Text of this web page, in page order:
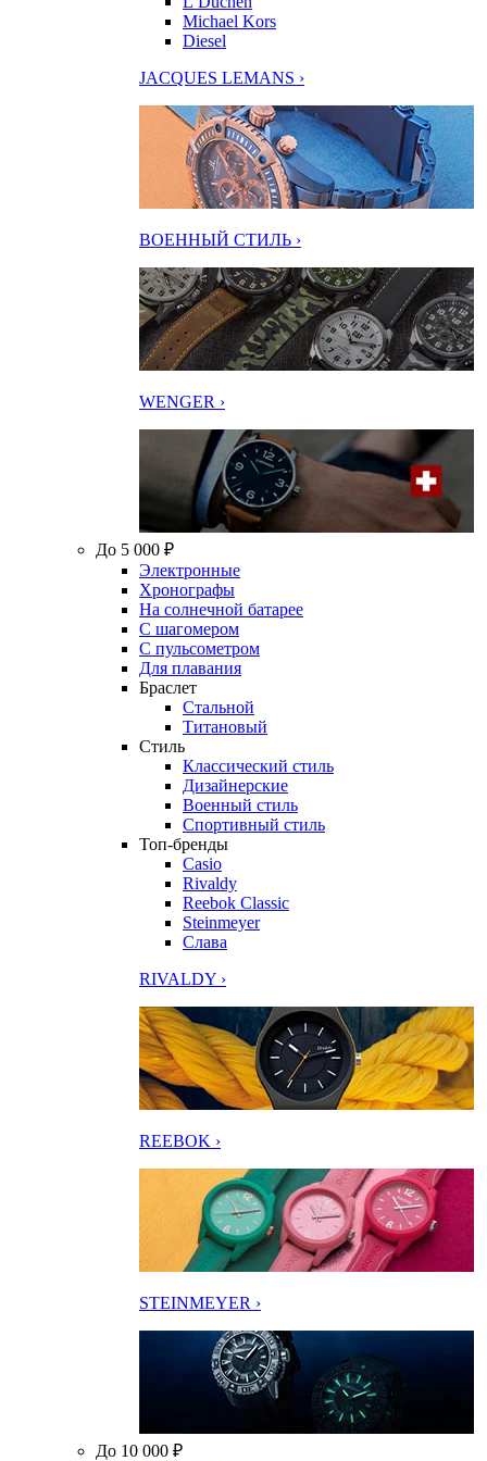
Michael Kors
Diesel
JACQUES LEMANS ›
ВОЕННЫЙ СТИЛЬ ›
WENGER ›
До 5 000 ₽
Электронные
Хронографы
На солнечной батарее
С шагомером
С пульсометром
Для плавания
Браслет
Стальной
Титановый
Стиль
Классический стиль
Дизайнерские
Военный стиль
Спортивный стиль
Топ-бренды
Casio
Rivaldy
Reebok Classic
Steinmeyer
Слава
RIVALDY ›
REEBOK ›
STEINMEYER ›
До 10 000 ₽